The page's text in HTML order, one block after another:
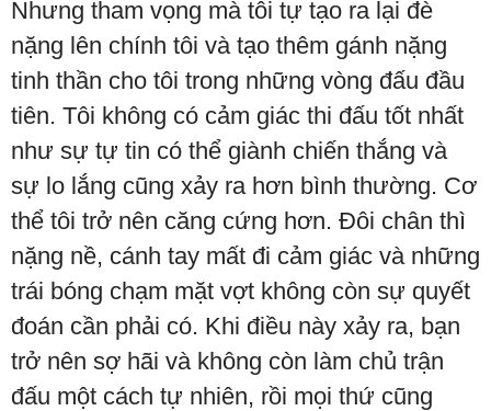
Nhưng tham vọng mà tôi tự tạo ra lại đè
nặng lên chính tôi và tạo thêm gánh nặng
tinh thần cho tôi trong những vòng đấu đầu
tiên. Tôi không có cảm giác thi đấu tốt nhất
như sự tự tin có thể giành chiến thắng và
sự lo lắng cũng xảy ra hơn bình thường. Cơ
thể tôi trở nên căng cứng hơn. Đôi chân thì
nặng nề, cánh tay mất đi cảm giác và những
trái bóng chạm mặt vợt không còn sự quyết
đoán cần phải có. Khi điều này xảy ra, bạn
trở nên sợ hãi và không còn làm chủ trận
đấu một cách tự nhiên, rồi mọi thứ cũng